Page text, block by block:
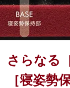
さらなる
［寝姿勢